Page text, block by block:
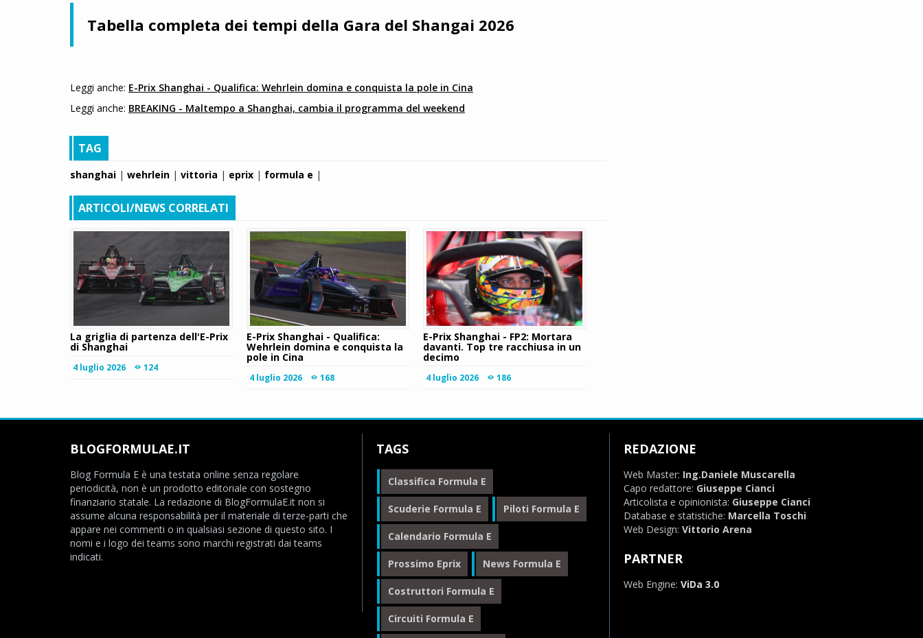
Tabella completa dei tempi della Gara del Shangai 2026
Leggi anche: E-Prix Shanghai - Qualifica: Wehrlein domina e conquista la pole in Cina
Leggi anche: BREAKING - Maltempo a Shanghai, cambia il programma del weekend
TAG
shanghai | wehrlein | vittoria | eprix | formula e |
ARTICOLI/NEWS CORRELATI
La griglia di partenza dell'E-Prix
di Shanghai
4 luglio 2026 124
E-Prix Shanghai - Qualifica:
Wehrlein domina e conquista la
pole in Cina
4 luglio 2026 168
E-Prix Shanghai - FP2: Mortara
davanti. Top tre racchiusa in un
decimo
4 luglio 2026 186
BLOGFORMULAE.IT
Blog Formula E è una testata online senza regolare
periodicità, non è un prodotto editoriale con sostegno
finanziario statale. La redazione di BlogFormulaE.it non si
assume alcuna responsabilità per il materiale di terze-parti che
appare nei commenti o in qualsiasi sezione di questo sito. I
nomi e i logo dei teams sono marchi registrati dai teams
indicati.
TAGS
Classifica Formula E
Scuderie Formula E Piloti Formula E
Calendario Formula E
Prossimo Eprix News Formula E
Costruttori Formula E
Circuiti Formula E
REDAZIONE
Web Master: Ing.Daniele Muscarella
Capo redattore: Giuseppe Cianci
Articolista e opinionista: Giuseppe Cianci
Database e statistiche: Marcella Toschi
Web Design: Vittorio Arena
PARTNER
Web Engine: ViDa 3.0